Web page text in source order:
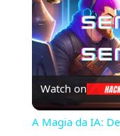
Watch on
A Magia da IA: